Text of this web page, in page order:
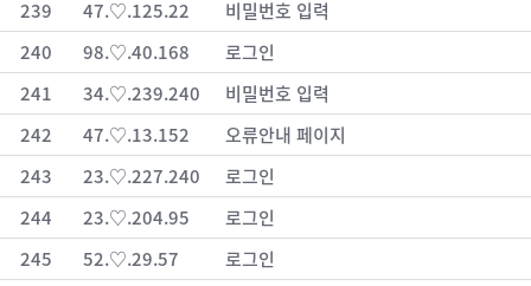
239 47.♡.125.22
비밀번호 입력
240
98.♡.40.168
로그인
241
34.♡.239.240
비밀번호 입력
242
47.♡.13.152
오류안내 페이지
243
23.♡.227.240
로그인
244
23.♡.204.95
로그인
245
52.♡.29.57
로그인